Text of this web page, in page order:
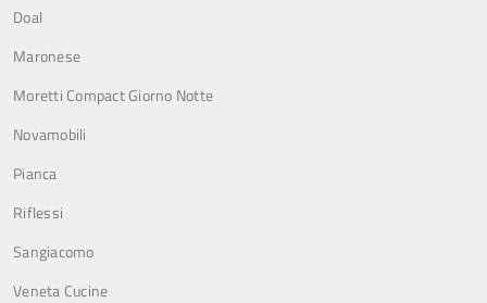
Doal
Maronese
Moretti Compact Giorno Notte
Novamobili
Pianca
Riflessi
Sangiacomo
Veneta Cucine